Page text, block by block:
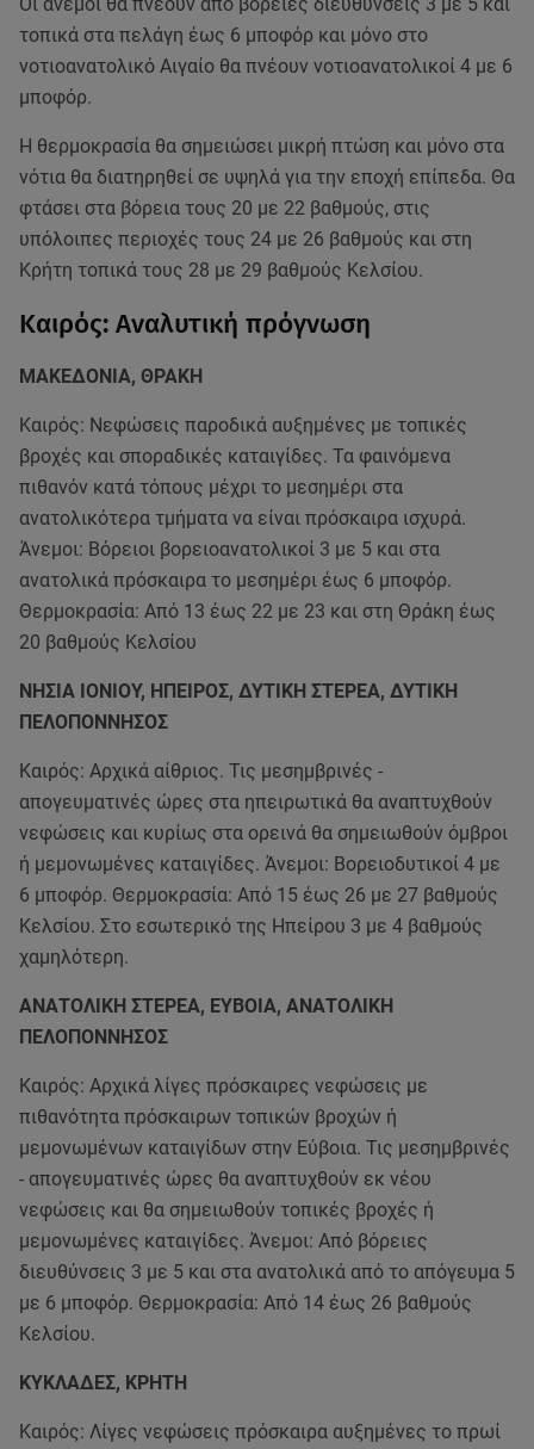
τοπικά στα πελάγη έως 6 μποφόρ και μόνο στο
νοτιοανατολικό Αιγαίο θα πνέουν νοτιοανατολικοί 4 με 6
μποφόρ.
Η θερμοκρασία θα σημειώσει μικρή πτώση και μόνο στα
νότια θα διατηρηθεί σε υψηλά για την εποχή επίπεδα. Θα
φτάσει στα βόρεια τους 20 με 22 βαθμούς, στις
υπόλοιπες περιοχές τους 24 με 26 βαθμούς και στη
Κρήτη τοπικά τους 28 με 29 βαθμούς Κελσίου.
Καιρός: Αναλυτική πρόγνωση
ΜΑΚΕΔΟΝΙΑ, ΘΡΑΚΗ
Καιρός: Νεφώσεις παροδικά αυξημένες με τοπικές
βροχές και σποραδικές καταιγίδες. Τα φαινόμενα
πιθανόν κατά τόπους μέχρι το μεσημέρι στα
ανατολικότερα τμήματα να είναι πρόσκαιρα ισχυρά.
Άνεμοι: Βόρειοι βορειοανατολικοί 3 με 5 και στα
ανατολικά πρόσκαιρα το μεσημέρι έως 6 μποφόρ.
Θερμοκρασία: Από 13 έως 22 με 23 και στη Θράκη έως
20 βαθμούς Κελσίου
ΝΗΣΙΑ ΙΟΝΙΟΥ, ΗΠΕΙΡΟΣ, ΔΥΤΙΚΗ ΣΤΕΡΕΑ, ΔΥΤΙΚΗ
ΠΕΛΟΠΟΝΝΗΣΟΣ
Καιρός: Αρχικά αίθριος. Τις μεσημβρινές -
απογευματινές ώρες στα ηπειρωτικά θα αναπτυχθούν
νεφώσεις και κυρίως στα ορεινά θα σημειωθούν όμβροι
ή μεμονωμένες καταιγίδες. Άνεμοι: Βορειοδυτικοί 4 με
6 μποφόρ. Θερμοκρασία: Από 15 έως 26 με 27 βαθμούς
Κελσίου. Στο εσωτερικό της Ηπείρου 3 με 4 βαθμούς
χαμηλότερη.
ΑΝΑΤΟΛΙΚΗ ΣΤΕΡΕΑ, ΕΥΒΟΙΑ, ΑΝΑΤΟΛΙΚΗ
ΠΕΛΟΠΟΝΝΗΣΟΣ
Καιρός: Αρχικά λίγες πρόσκαιρες νεφώσεις με
πιθανότητα πρόσκαιρων τοπικών βροχών ή
μεμονωμένων καταιγίδων στην Εύβοια. Τις μεσημβρινές
- απογευματινές ώρες θα αναπτυχθούν εκ νέου
νεφώσεις και θα σημειωθούν τοπικές βροχές ή
μεμονωμένες καταιγίδες. Άνεμοι: Από βόρειες
διευθύνσεις 3 με 5 και στα ανατολικά από το απόγευμα 5
με 6 μποφόρ. Θερμοκρασία: Από 14 έως 26 βαθμούς
Κελσίου.
ΚΥΚΛΑΔΕΣ, ΚΡΗΤΗ
Καιρός: Λίγες νεφώσεις πρόσκαιρα αυξημένες το πρωί